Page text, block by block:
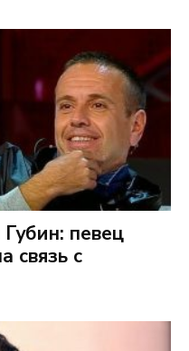
певец
связь с